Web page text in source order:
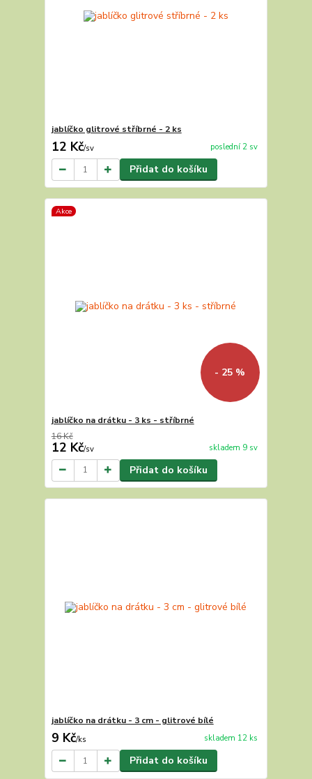
jablíčko glitrové stříbrné - 2 ks
12 Kč/sv poslední 2 sv
Přidat do košíku
Akce
- 25 %
jablíčko na drátku - 3 ks - stříbrné
16 Kč
12 Kč/sv skladem 9 sv
Přidat do košíku
jablíčko na drátku - 3 cm - glitrové bílé
9 Kč/ks skladem 12 ks
Přidat do košíku